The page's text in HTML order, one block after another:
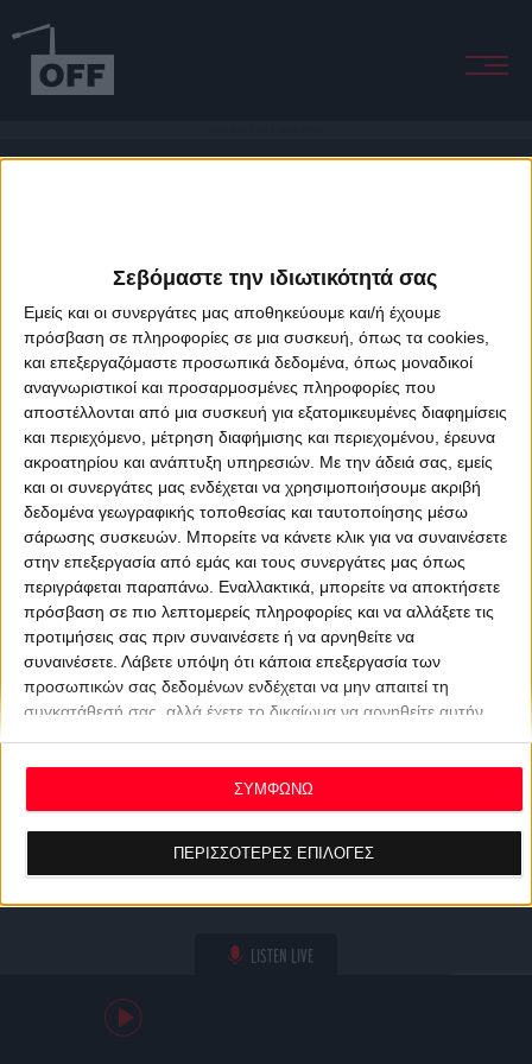
Σεβόμαστε την ιδιωτικότητά σας
Εμείς και οι συνεργάτες μας αποθηκεύουμε και/ή έχουμε
πρόσβαση σε πληροφορίες σε μια συσκευή, όπως τα cookies,
και επεξεργαζόμαστε προσωπικά δεδομένα, όπως μοναδικοί
αναγνωριστικοί και προσαρμοσμένες πληροφορίες που
αποστέλλονται από μια συσκευή για εξατομικευμένες διαφημίσεις
και περιεχόμενο, μέτρηση διαφήμισης και περιεχομένου, έρευνα
ακροατηρίου και ανάπτυξη υπηρεσιών. Με την άδειά σας, εμείς
και οι συνεργάτες μας ενδέχεται να χρησιμοποιήσουμε ακριβή
δεδομένα γεωγραφικής τοποθεσίας και ταυτοποίησης μέσω
σάρωσης συσκευών. Μπορείτε να κάνετε κλικ για να συναινέσετε
στην επεξεργασία από εμάς και τους συνεργάτες μας όπως
περιγράφεται παραπάνω. Εναλλακτικά, μπορείτε να αποκτήσετε
πρόσβαση σε πιο λεπτομερείς πληροφορίες και να αλλάξετε τις
προτιμήσεις σας πριν συναινέσετε ή να αρνηθείτε να
συναινέσετε. Λάβετε υπόψη ότι κάποια επεξεργασία των
προσωπικών σας δεδομένων ενδέχεται να μην απαιτεί τη
συγκατάθεσή σας, αλλά έχετε το δικαίωμα να αρνηθείτε αυτήν
ανακαλέσετε τη συγκατάθεσή σας ανά πάσα στιγμή
επιστρέφοντας σε αυτόν τον ιστότοπο και κάνοντας κλικ στο
κουμπί "Απορρήτου" στο κάτω μέρος της ιστοσελίδας.
ΠΕΡΙΣΣΟΤΕΡΕΣ ΕΠΙΛΟΓΕΣ
ΣΥΜΦΩΝΩ
LISTEN LIVE
About Offradio Business Class Terms & Conditions
Privacy Policy
Designed & developed byporcupine colors&Fotis Alexandrou